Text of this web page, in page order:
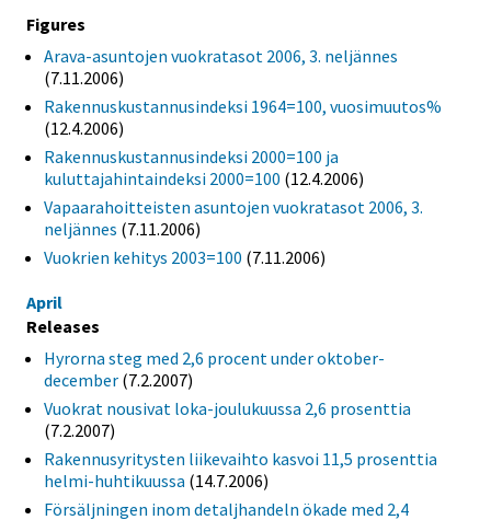
Figures
Arava-asuntojen vuokratasot 2006, 3. neljännes
(7.11.2006)
Rakennuskustannusindeksi 1964=100, vuosimuutos%
(12.4.2006)
Rakennuskustannusindeksi 2000=100 ja
kuluttajahintaindeksi 2000=100 (12.4.2006)
Vapaarahoitteisten asuntojen vuokratasot 2006, 3.
neljännes (7.11.2006)
Vuokrien kehitys 2003=100 (7.11.2006)
April
Releases
Hyrorna steg med 2,6 procent under oktober-
december (7.2.2007)
Vuokrat nousivat loka-joulukuussa 2,6 prosenttia
(7.2.2007)
Rakennusyritysten liikevaihto kasvoi 11,5 prosenttia
helmi-huhtikuussa (14.7.2006)
Försäljningen inom detaljhandeln ökade med 2,4